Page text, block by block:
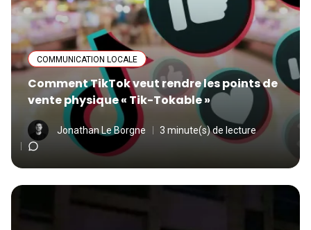
COMMUNICATION LOCALE
Comment TikTok veut rendre les points de
vente physique « Tik-Tokable »
Jonathan Le Borgne 3 minute(s) de lecture